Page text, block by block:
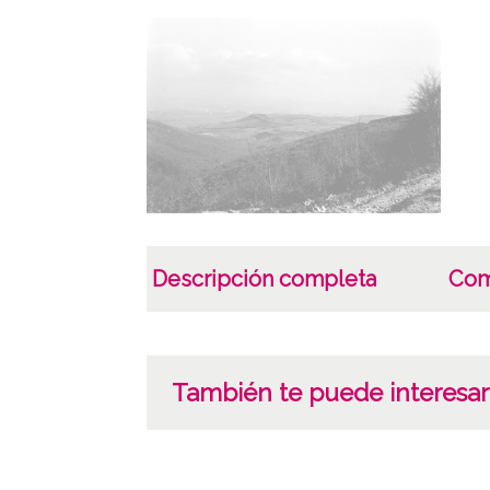
Descripción completa
También te puede interesar